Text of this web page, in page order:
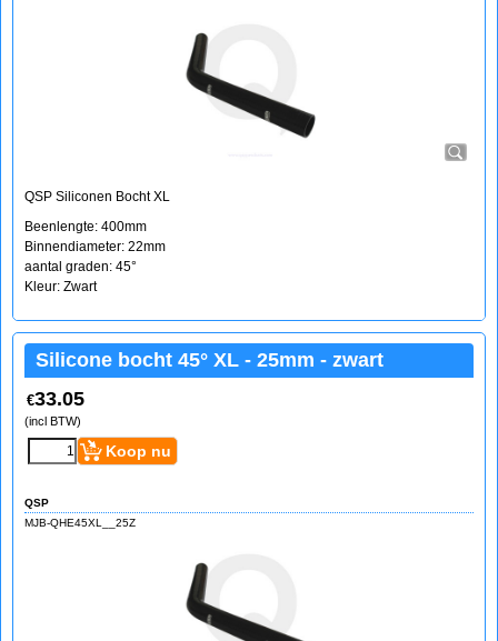
QSP Siliconen Bocht XL
Beenlengte: 400mm
Binnendiameter: 22mm
aantal graden: 45°
Kleur: Zwart
Silicone bocht 45° XL - 25mm - zwart
€33.05
(incl BTW)
Koop nu
QSP
MJB-QHE45XL__25Z